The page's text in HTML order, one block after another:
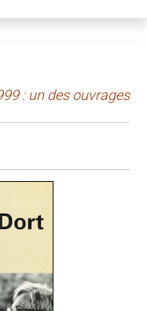
: un des ouvrages